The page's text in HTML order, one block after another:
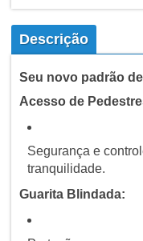
Descrição
Seu novo padrão
Acesso de
Segurança e
tranquilidade.
Guarita Blindada: